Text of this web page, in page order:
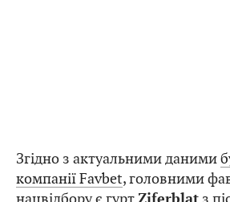
Згідно з актуальними даними
компанії Favbet, головними